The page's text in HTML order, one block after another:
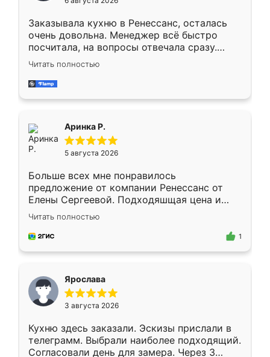
мебели буду заказывать только здесь.
Заказывала кухню в Ренессанс, осталась
очень довольна. Менеджер всё быстро
посчитала, на вопросы отвечала сразу.
Замерщик приехал в субботу, подошёл к
делу со всей ответственностью. Собрали
за день, ребята работали аккуратно, даже
Читать полностью
Аринка Р.
5 августа 2026
Больше всех мне понравилось
предложение от компании Ренессанс от
Елены Сергеевой. Подходяшщая цена и
короткие сроки изготовления. Приехавший
для замера сотрудник Владислав
предложил по моему эскизу самый
Читать полностью
1
Ярослава
3 августа 2026
Кухню здесь заказали. Эскизы прислали в
телеграмм. Выбрали наиболее подходящий.
Согласовали день для замера. Через 3